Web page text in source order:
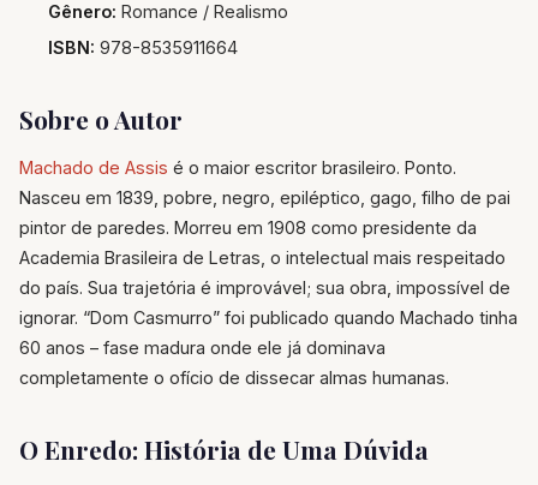
Gênero: Romance / Realismo
ISBN: 978-8535911664
Sobre o Autor
Machado de Assis é o maior escritor brasileiro. Ponto.
Nasceu em 1839, pobre, negro, epiléptico, gago, filho de pai
pintor de paredes. Morreu em 1908 como presidente da
Academia Brasileira de Letras, o intelectual mais respeitado
do país. Sua trajetória é improvável; sua obra, impossível de
ignorar. “Dom Casmurro” foi publicado quando Machado tinha
60 anos – fase madura onde ele já dominava
completamente o ofício de dissecar almas humanas.
O Enredo: História de Uma Dúvida